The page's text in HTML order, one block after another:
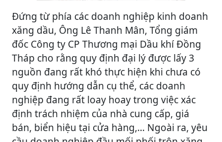
Đứng từ phía các doanh nghiệp kinh doanh
xăng dầu, Ông Lê Thanh Mân, Tổng giám
đốc Công ty CP Thương mại Dầu khí Đồng
Tháp cho rằng quy định đại lý được lấy 3
nguồn đang rất khó thực hiện khi chưa có
quy định hướng dẫn cụ thể, các doanh
nghiệp đang rất loay hoay trong việc xác
định trách nhiệm của nhà cung cấp, giá
bán, biển hiệu tại cửa hàng,... Ngoài ra, yêu